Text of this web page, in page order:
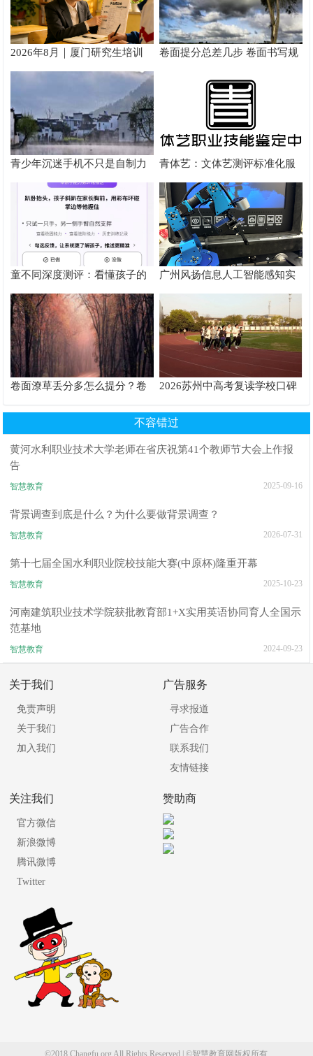
2026年8月｜厦门研究生培训
推荐
卷面提分总差几步 卷面书写规
青少年沉迷手机不只是自制力
差！陕西家长读懂背后的心理
根源
青体艺：文体艺测评标准化服
务体系解析
童不同深度测评：看懂孩子的
个性化育儿系统
广州风扬信息人工智能感知实
验箱测评解析
卷面潦草丢分多怎么提分？卷
2026苏州中高考复读学校口碑
不容错过
黄河水利职业技术大学老师在省庆祝第41个教师节大会上作报
告
智慧教育 2025-09-16
背景调查到底是什么？为什么要做背景调查？
智慧教育 2026-07-31
第十七届全国水利职业院校技能大赛(中原杯)隆重开幕
智慧教育 2025-10-23
河南建筑职业技术学院获批教育部1+X实用英语协同育人全国示
范基地
智慧教育 2024-09-23
关于我们
免责声明
关于我们
加入我们
广告服务
寻求报道
广告合作
联系我们
友情链接
关注我们
官方微信
新浪微博
腾讯微博
Twitter
赞助商